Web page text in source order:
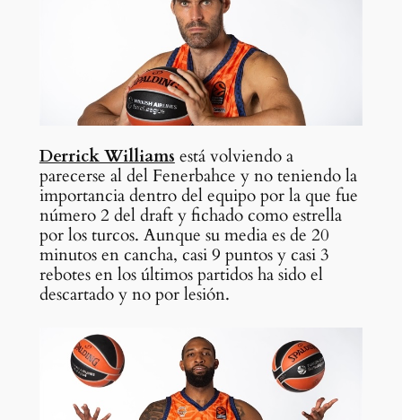
Derrick Williamsestá volviendo a
parecerse al del Fenerbahce y no teniendo la
importancia dentro del equipo por la que fue
número 2 del draft y fichado como estrella
por los turcos. Aunque su media es de 20
minutos en cancha, casi 9 puntos y casi 3
rebotes en los últimos partidos ha sido el
descartado y no por lesión.